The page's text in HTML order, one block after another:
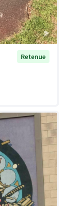
Retenue